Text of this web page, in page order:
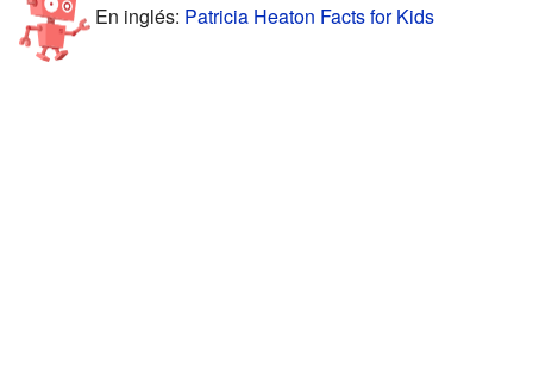
En inglés: Patricia Heaton Facts for Kids